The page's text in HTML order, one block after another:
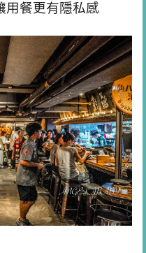
用餐更有隱私感